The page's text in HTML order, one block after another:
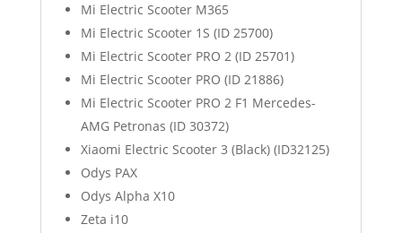
Mi Electric Scooter M365
Mi Electric Scooter 1S (ID 25700)
Mi Electric Scooter PRO 2 (ID 25701)
Mi Electric Scooter PRO (ID 21886)
Mi Electric Scooter PRO 2 F1 Mercedes-
AMG Petronas (ID 30372)
Xiaomi Electric Scooter 3 (Black) (ID32125)
Odys PAX
Odys Alpha X10
Zeta i10